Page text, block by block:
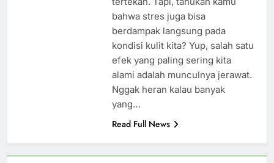
bahwa stres juga bisa
berdampak langsung pada
kondisi kulit kita? Yup, salah satu
efek yang paling sering kita
alami adalah munculnya jerawat.
Nggak heran kalau banyak
yang…
Read Full News